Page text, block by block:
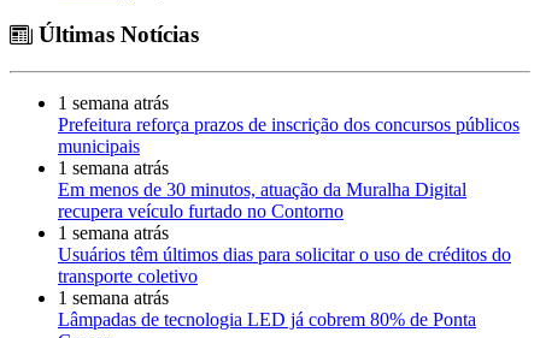
Últimas Notícias
1 semana atrás
Prefeitura reforça prazos de inscrição dos concursos públicos
municipais
1 semana atrás
Em menos de 30 minutos, atuação da Muralha Digital
recupera veículo furtado no Contorno
1 semana atrás
Usuários têm últimos dias para solicitar o uso de créditos do
transporte coletivo
1 semana atrás
Lâmpadas de tecnologia LED já cobrem 80% de Ponta